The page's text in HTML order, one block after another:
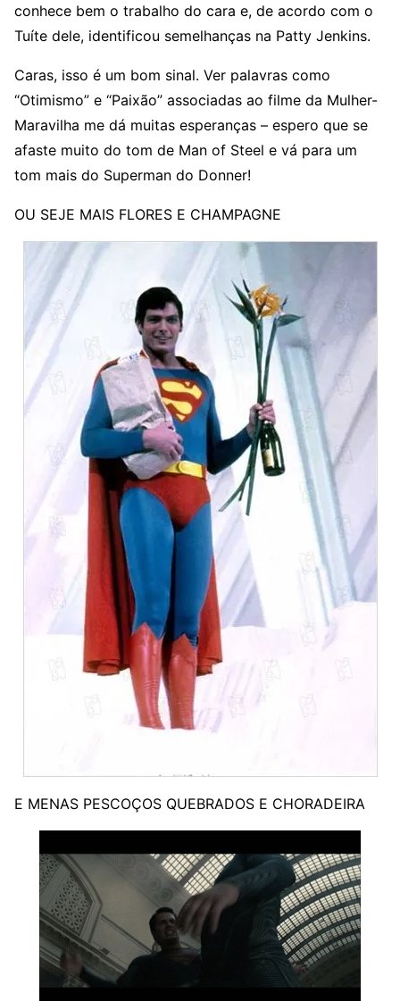
conhece bem o trabalho do cara e, de acordo com o
Tuíte dele, identificou semelhanças na Patty Jenkins.
Caras, isso é um bom sinal. Ver palavras como
“Otimismo” e “Paixão” associadas ao filme da Mulher-
Maravilha me dá muitas esperanças – espero que se
afaste muito do tom de Man of Steel e vá para um
tom mais do Superman do Donner!
OU SEJE MAIS FLORES E CHAMPAGNE
E MENAS PESCOÇOS QUEBRADOS E CHORADEIRA